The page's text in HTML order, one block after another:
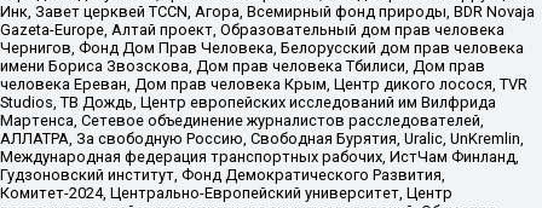
Инк, Завет церквей TCCN, Агора, Всемирный фонд природы, BDR Novaja
Gazeta-Europe, Алтай проект, Образовательный дом прав человека
Чернигов, Фонд Дом Прав Человека, Белорусский дом прав человека
имени Бориса Звозскова, Дом прав человека Тбилиси, Дом прав
человека Ереван, Дом прав человека Крым, Центр дикого лосося, TVR
Studios, ТВ Дождь, Центр европейских исследований им Вилфрида
Мартенса, Сетевое объединение журналистов расследователей,
АЛЛАТРА, За свободную Россию, Свободная Бурятия, Uralic, UnKremlin,
Международная федерация транспортных рабочих, ИстЧам Финланд,
Гудзоновский институт, Фонд Демократического Развития,
Комитет-2024, Центрально-Европейский университет, Центр